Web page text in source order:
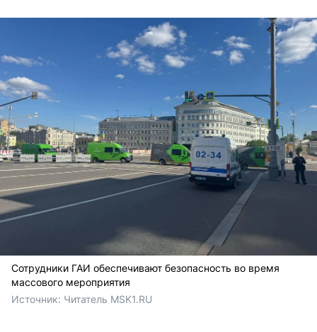
Сотрудники ГАИ обеспечивают безопасность во время
массового мероприятия
Источник: Читатель MSK1.RU